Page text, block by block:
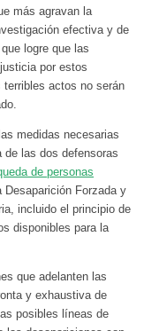
más agravan la
efectiva y de
logre que las
por estos
actos no serán
medidas necesarias
de las dos defensoras
de personas
Desaparición Forzada y
incluido el principio de
disponibles para la
que adelanten las
y exhaustiva de
posibles líneas de